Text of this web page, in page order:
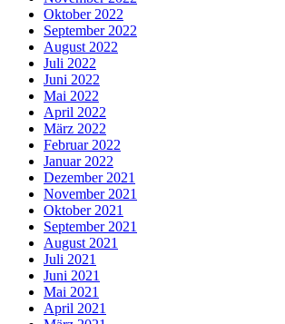
Oktober 2022
September 2022
August 2022
Juli 2022
Juni 2022
Mai 2022
April 2022
März 2022
Februar 2022
Januar 2022
Dezember 2021
November 2021
Oktober 2021
September 2021
August 2021
Juli 2021
Juni 2021
Mai 2021
April 2021